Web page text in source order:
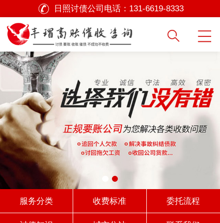
日照讨债公司电话： 131-6619-8333
服务分类 收费标准 委托流程